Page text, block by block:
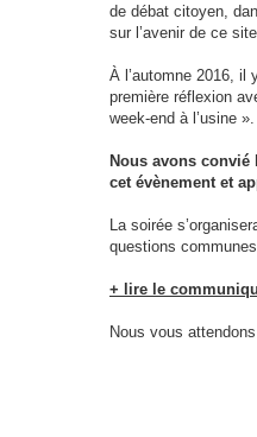
de débat citoyen,
sur l’avenir de ce
À l’automne 2016, il
première réflexion
week-end à l’usine ».
Nous avons
cet évènement et
La soirée
questions
+ lire le
Nous vous